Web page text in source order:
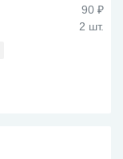
90 ₽
2 шт.